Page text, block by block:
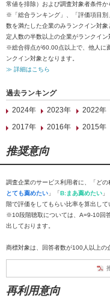
常値を排除）および調査対象者条件か
※「総合ランキング」、「評価項目別
数を満たした企業のみランクイン対
定人数の半数以上の企業がランクイン
※総合得点が60.00点以上で、他人に
ンクイン対象となります。
≫ 詳細はこちら
過去ランキング
2024年
2023年 2022年
2017年
2016年 2015年
推奨意向
調査企業のサービス利用者に、「ど
とても薦めたい 」「B:まあ薦めたい 」
階で評価をしてもらい比率を算出して
※10段階聴取については、A=9-10回
出しております。
商標対象は、回答者数が100人以上の
再利用意向